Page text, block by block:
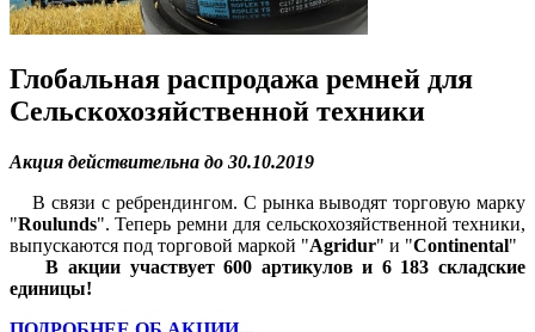
Глобальная распродажа ремней для
Сельскохозяйственной техники
Акция действительна до 30.10.2019
В связи с ребрендингом. С рынка выводят торговую марку
"Roulunds". Теперь ремни для сельскохозяйственной техники,
выпускаются под торговой маркой "Agridur" и "Continental"
В акции участвует 600 артикулов и 6 183 складские
единицы!